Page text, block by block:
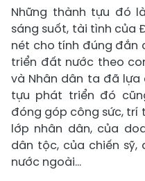
Những thành tựu đó
sáng suốt, tài tình của
nét cho tính đúng đắn
triển đất nước theo
và Nhân dân ta đã lựa
tựu phát triển đó
đóng góp công sức, trí
lớp nhân dân, của
dân tộc, của chiến
nước ngoài…